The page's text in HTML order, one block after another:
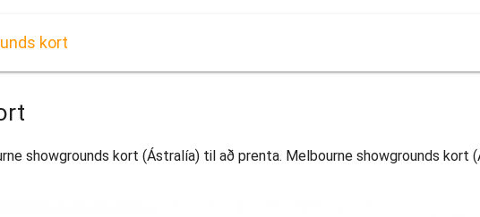
kort
showgrounds kort (Ástralía) til að prenta. Melbourne showgrounds kort